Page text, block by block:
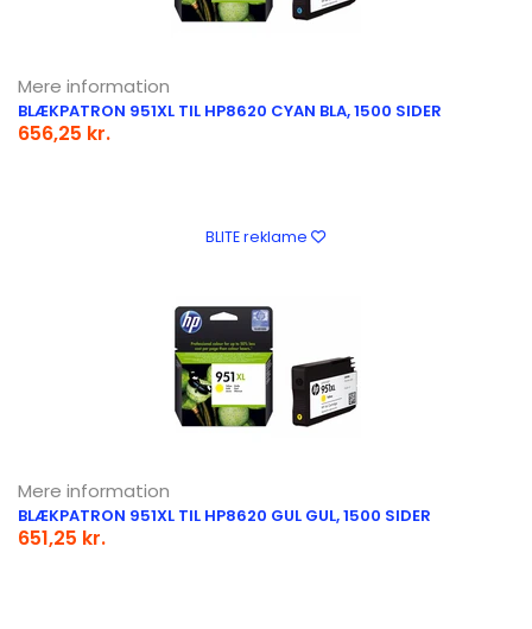
Mere information
BLÆKPATRON 951XL TIL HP8620 CYAN BLA, 1500 SIDER
656,25 kr.
BLITE reklame
Mere information
BLÆKPATRON 951XL TIL HP8620 GUL GUL, 1500 SIDER
651,25 kr.